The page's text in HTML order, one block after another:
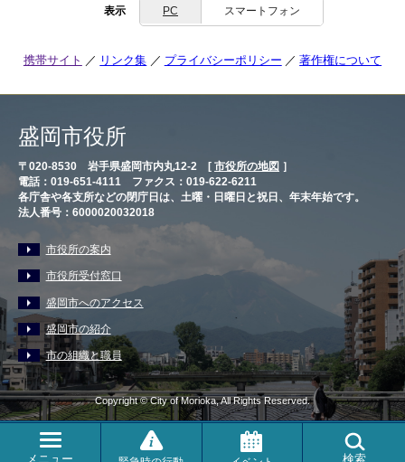
表示 PC スマートフォン
メニュー 検索
携帯サイト リンク集 プライバシーポリシー 著作権について
盛岡市役所
〒020-8530 岩手県盛岡市内丸12-2 [ 市役所の地図 ］
電話：019-651-4111 ファクス：019-622-6211
各庁舎や各支所などの閉庁日は、土曜・日曜日と祝日、年末年始です。
法人番号：6000020032018
市役所の案内
市役所受付窓口
盛岡市へのアクセス
盛岡市の紹介
市の組織と職員
Copyright © City of Morioka, All Rights Reserved.